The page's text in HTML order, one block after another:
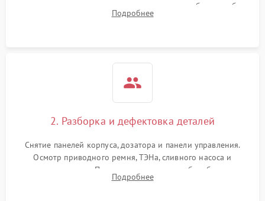
выявления посторонних шумов, протечек или сбоев в работе
электронного модуля управления.
Подробнее
2. Разборка и дефектовка деталей
Снятие панелей корпуса, дозатора и панели управления.
Осмотр приводного ремня, ТЭНа, сливного насоса и
амортизаторов. Проверка подшипников барабана и
крестовины на износ, а манжеты люка на разрывы.
Подробнее